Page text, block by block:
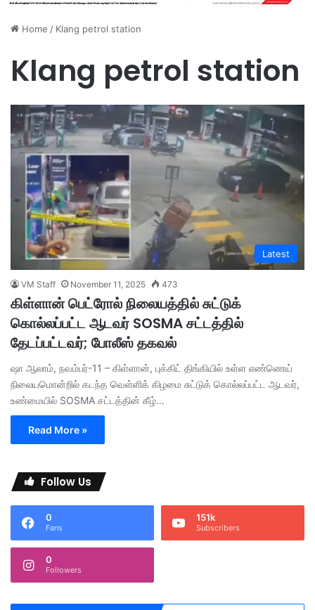
Home / Klang petrol station
Klang petrol station
Latest
VM Staff November 11, 2025 473
கிள்ளான் பெட்ரோல் நிலையத்தில் சுட்டுக்
கொல்லப்பட்ட ஆடவர் SOSMA சட்டத்தில்
தேடப்பட்டவர்; போலீஸ் தகவல்
ஷா ஆலாம், நவம்பர்-11 – கிள்ளான், புக்கிட் திங்கியில் உள்ள எண்ணெய்
நிலையமொன்றில் கடந்த வெள்ளிக் கிழமை சுட்டுக் கொல்லப்பட்ட ஆடவர்,
உண்மையில் SOSMA சட்டத்தின் கீழ்…
Read More »
Follow Us
0
Fans
151k
Subscribers
0
Followers